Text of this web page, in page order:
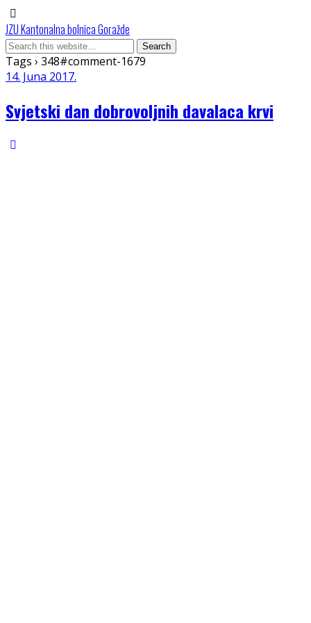
JZU Kantonalna bolnica Goražde
Tags › 348#comment-1679
14. Juna 2017.
Svjetski dan dobrovoljnih davalaca krvi